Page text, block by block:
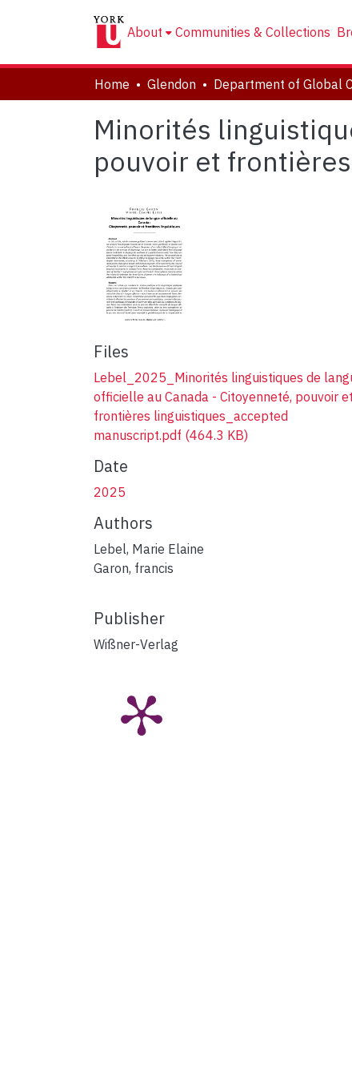
About Communities & Collections
Home Glendon
Minorités
pouvoir et
Files
Lebel_2025_Minorités linguistiques de
officielle au Canada - Citoyenneté, pouvoir et
frontières linguistiques_accepted
manuscript.pdf (464.3 KB)
Date
2025
Authors
Lebel, Marie Elaine
Garon, francis
Publisher
Wißner-Verlag